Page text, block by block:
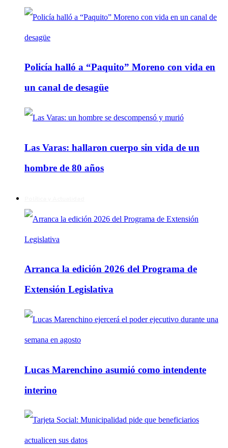
Policía halló a “Paquito” Moreno con vida en
un canal de desagüe
Las Varas: hallaron cuerpo sin vida de un
hombre de 80 años
Arranca la edición 2026 del Programa de
Extensión Legislativa
Lucas Marenchino asumió como intendente
interino